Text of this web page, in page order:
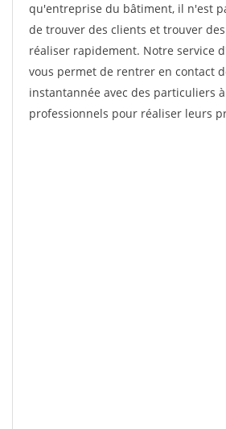
qu'entreprise du bâtiment, il n'est
de trouver des clients et trouver
réaliser rapidement. Notre service
vous permet de rentrer en contact
instantannée avec des particuliers
professionnels pour réaliser leurs